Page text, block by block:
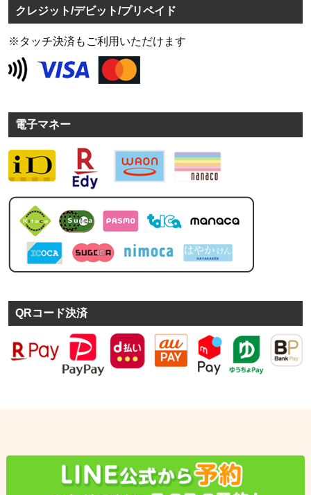
クレジット/デビット/プリペイド
※タッチ決済もご利用いただけます
電子マネー
QRコード決済